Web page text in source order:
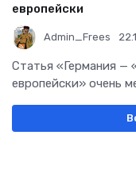
европейски
Admin_Frees
Статья «Германия —
европейски» очень